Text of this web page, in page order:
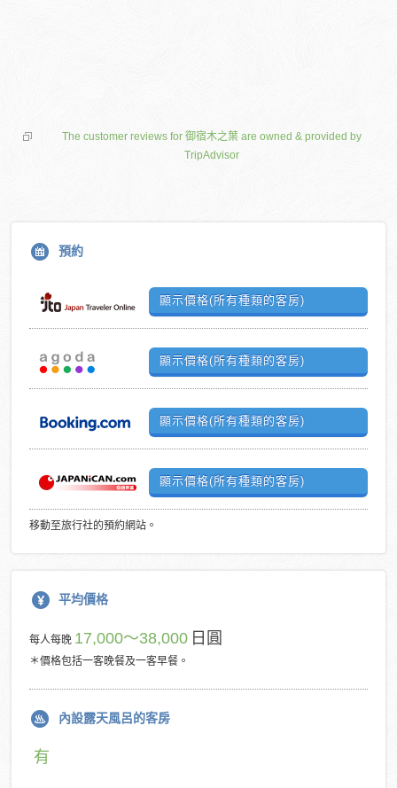
The customer reviews for 御宿木之葉 are owned & provided by
TripAdvisor
預約
顯示價格(所有種類的客房)
顯示價格(所有種類的客房)
顯示價格(所有種類的客房)
顯示價格(所有種類的客房)
移動至旅行社的預約網站。
平均價格
每人每晚 17,000～38,000 日圓
＊價格包括一客晚餐及一客早餐。
內設露天風呂的客房
有